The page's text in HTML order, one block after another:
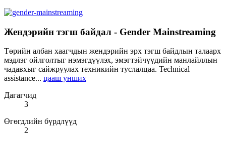
Жендэрийн тэгш байдал - Gender Mainstreaming
Төрийн албан хаагчдын жендэрийн эрх тэгш байдлын талаарх
мэдлэг ойлголтыг нэмэгдүүлэх, эмэгтэйчүүдийн манлайллын
чадавхыг сайжруулах техникийн туслалцаа. Technical
assistance... цааш унших
Дагагчид
3
Өгөгдлийн бүрдлүүд
2